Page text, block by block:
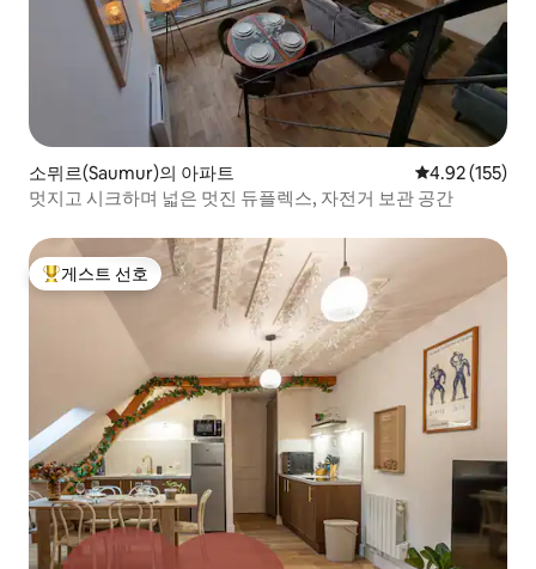
소뮈르(Saumur)의 아파트 평점 4.92점(5
4.92 (155)
멋지고 시크하며 넓은 멋진 듀플렉스, 자전거 보관 공간
상위 게스트 선호
게스트 선호